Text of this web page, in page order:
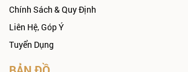
Chính Sách & Quy Định
Liên Hệ, Góp Ý
Tuyển Dụng